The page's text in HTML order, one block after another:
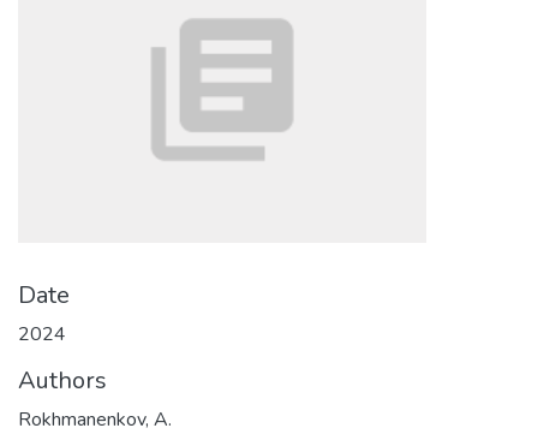
Date
2024
Authors
Rokhmanenkov, A.